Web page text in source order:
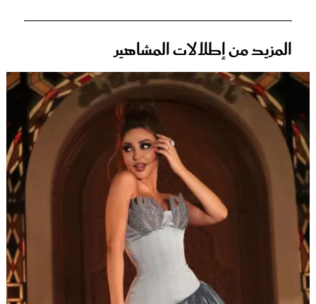
المزيد من إطلالات المشاهير